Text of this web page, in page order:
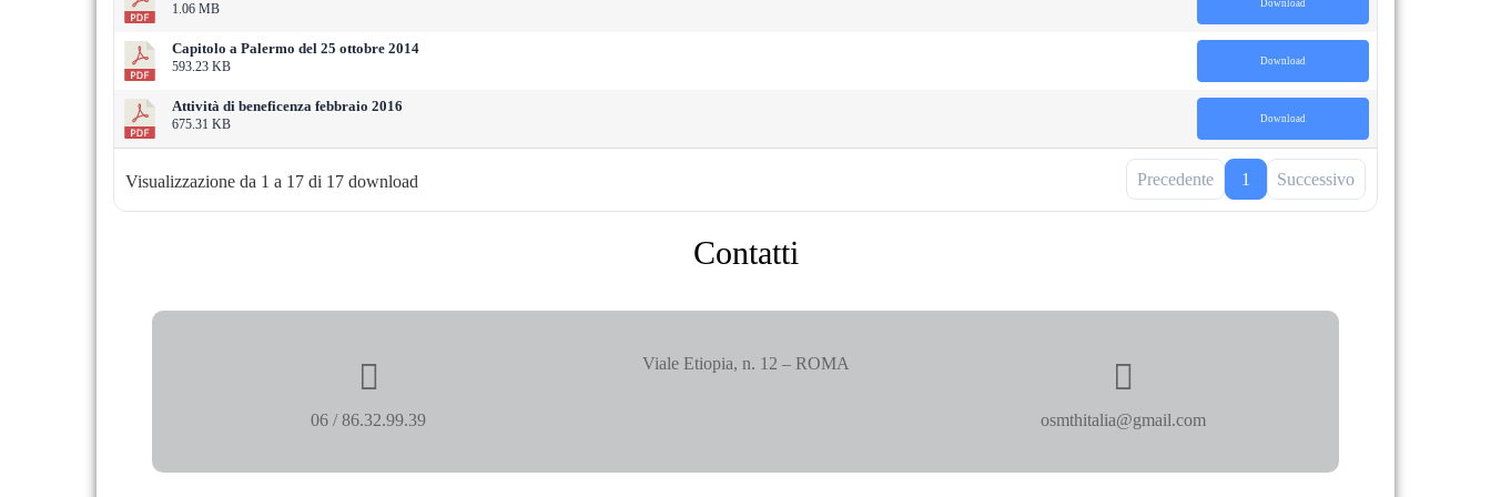
1.06 MB Download
Capitolo a Palermo del 25 ottobre 2014
593.23 KB Download
Attività di beneficenza febbraio 2016
675.31 KB Download
Visualizzazione da 1 a 17 di 17 download Precedente 1 Successivo
Contatti
06 / 86.32.99.39
Viale Etiopia, n. 12 – ROMA
osmthitalia@gmail.com